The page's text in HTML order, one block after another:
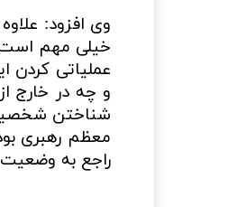
وی افزود:
خیلی مهم
عملیاتی کردن
و چه در خارج
شناختن شخصیت
معظم رهبری
راجع به